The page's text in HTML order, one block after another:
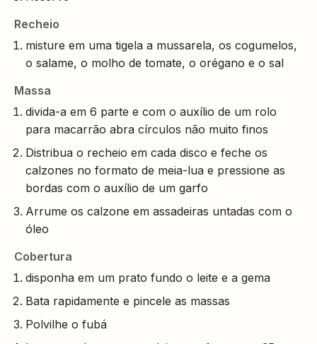
Recheio
misture em uma tigela a mussarela, os cogumelos,
o salame, o molho de tomate, o orégano e o sal
Massa
divida-a em 6 parte e com o auxílio de um rolo
para macarrão abra círculos não muito finos
Distribua o recheio em cada disco e feche os
calzones no formato de meia-lua e pressione as
bordas com o auxílio de um garfo
Arrume os calzone em assadeiras untadas com o
óleo
Cobertura
disponha em um prato fundo o leite e a gema
Bata rapidamente e pincele as massas
Polvilhe o fubá